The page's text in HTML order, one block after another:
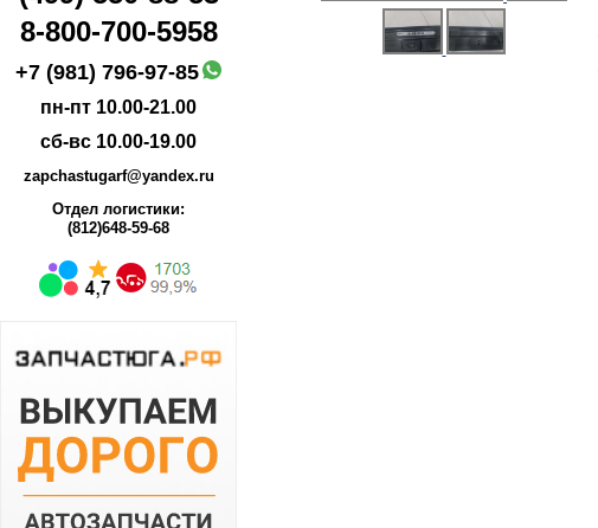
8-800-700-5958
+7 (981) 796-97-85
пн-пт 10.00-21.00
сб-вс 10.00-19.00
zapchastugarf@yandex.ru
Отдел логистики:
(812)648-59-68